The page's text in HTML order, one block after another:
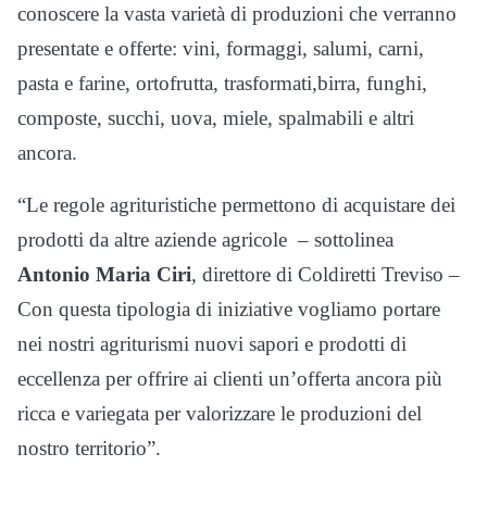
conoscere la vasta varietà di produzioni che verranno
presentate e offerte: vini, formaggi, salumi, carni,
pasta e farine, ortofrutta, trasformati,birra, funghi,
composte, succhi, uova, miele, spalmabili e altri
ancora.
“Le regole agrituristiche permettono di acquistare dei
prodotti da altre aziende agricole – sottolinea
Antonio Maria Ciri, direttore di Coldiretti Treviso –
Con questa tipologia di iniziative vogliamo portare
nei nostri agriturismi nuovi sapori e prodotti di
eccellenza per offrire ai clienti un’offerta ancora più
ricca e variegata per valorizzare le produzioni del
nostro territorio”.